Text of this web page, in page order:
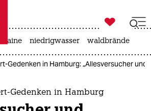
taz zahl ich
taz zahl ich

taz zahl ich
niedrigwasser waldbrände
Gedenken in Hamburg: „Allesversucher und
Gedenken in Hamburg